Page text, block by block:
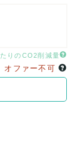
りのCO2削減量
オファー不可